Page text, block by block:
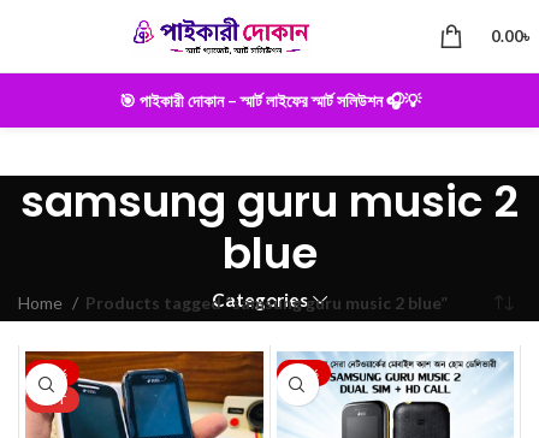
0.00৳
🎯 পাইকারী দোকান – স্মার্ট লাইফের স্মার্ট সলিউশন 🎧💡
samsung guru music 2
blue
Categories
Home Products tagged “samsung guru music 2 blue”
-22%
HOT
-22%